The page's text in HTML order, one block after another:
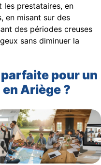
les prestataires, en
en misant sur des
des périodes creuses
sans diminuer la
pour un
Ariège ?